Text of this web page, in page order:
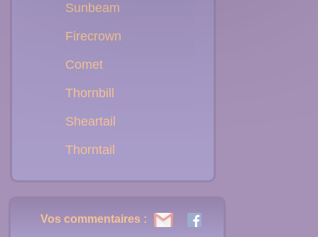
Sunbeam
Firecrown
Comet
Thornbill
Sheartail
Thorntail
Vos commentaires :